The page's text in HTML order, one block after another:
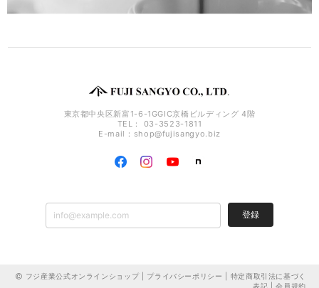
東京都中央区新富1-6-1GGIC京橋ビルディング 4階
TEL： 03-3523-1811
E-mail： shop@fujisangyo.biz
登録
フジ産業公式オンラインショップ | プライバシーポリシー
特定商取引法に基づく
表記
|会員規約